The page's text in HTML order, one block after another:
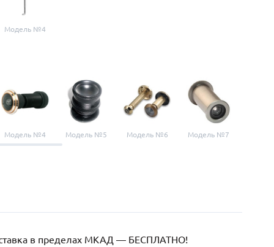
Модель №4
Модель №4 Модель №5 Модель №6 Модель №7
в пределах МКАД — БЕСПЛАТНО!